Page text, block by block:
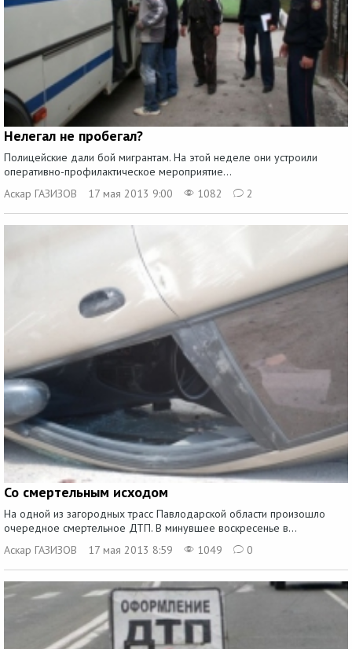
Нелегал не пробегал?
Полицейские дали бой мигрантам. На этой неделе они устроили
оперативно-профилактическое мероприятие...
Аскар ГАЗИЗОВ
17 мая 2013 9:00 1082 2
Со смертельным исходом
На одной из загородных трасс Павлодарской области произошло
очередное смертельное ДТП. В минувшее воскресенье в...
Аскар ГАЗИЗОВ
17 мая 2013 8:59 1049 0